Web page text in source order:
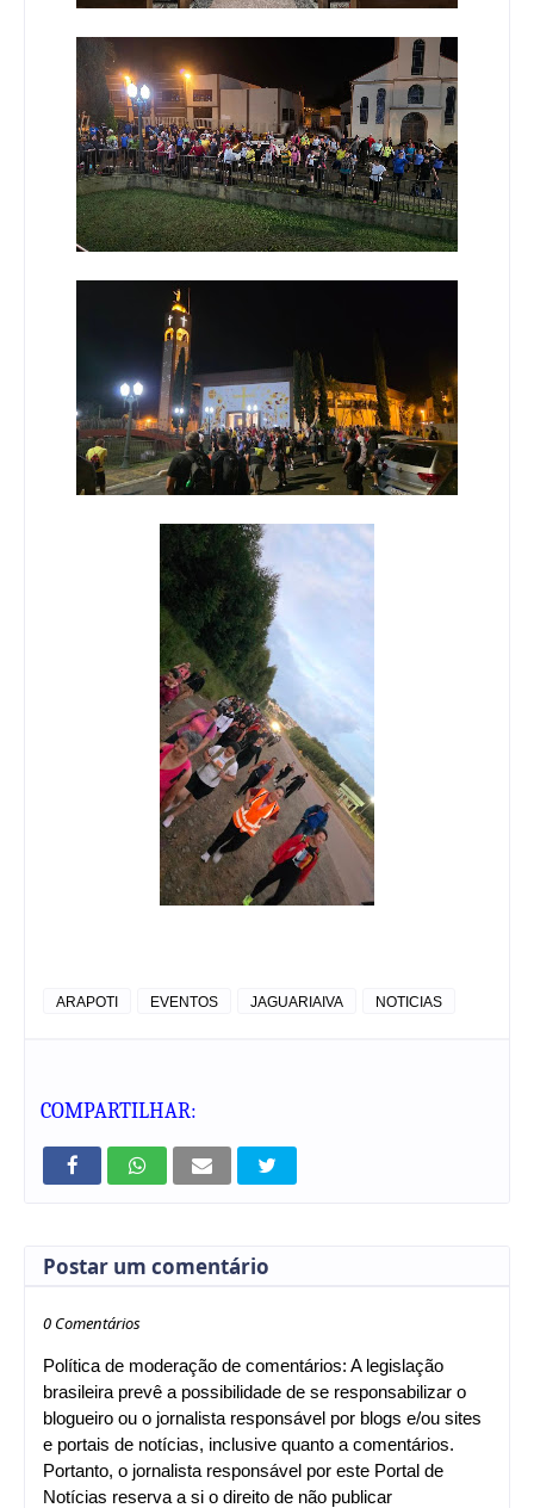
ARAPOTI EVENTOS JAGUARIAIVA NOTICIAS
COMPARTILHAR:
Postar um comentário
0 Comentários
Política de moderação de comentários: A legislação
brasileira prevê a possibilidade de se responsabilizar o
blogueiro ou o jornalista responsável por blogs e/ou sites
e portais de notícias, inclusive quanto a comentários.
Portanto, o jornalista responsável por este Portal de
Notícias reserva a si o direito de não publicar